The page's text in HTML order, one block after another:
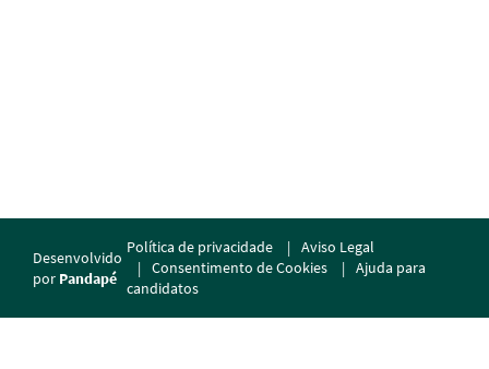
Desenvolvido
por Pandapé
Política de privacidade
Aviso Legal
Consentimento de Cookies
Ajuda para
candidatos